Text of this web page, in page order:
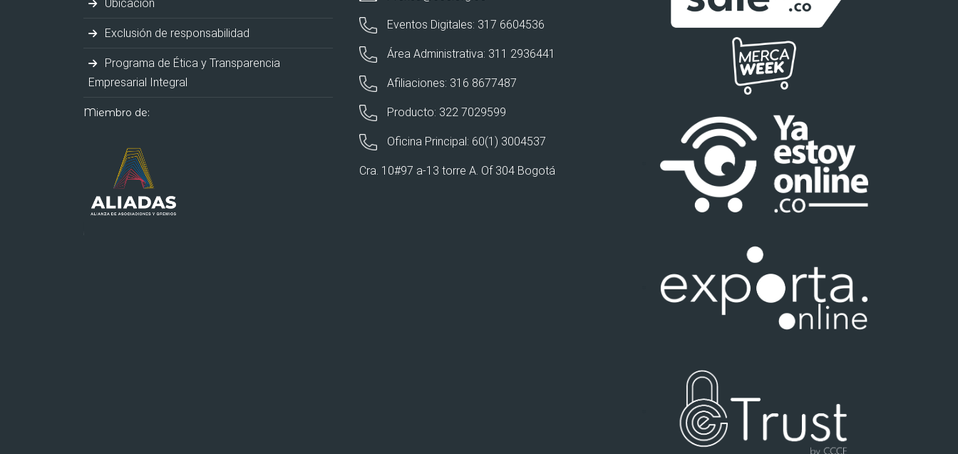
Ubicación
Exclusión de responsabilidad
Programa de Ética y Transparencia
Empresarial Integral
Miembro de:
Eventos Digitales: 317 6604536
Área Administrativa: 311 2936441
Afiliaciones: 316 8677487
Producto: 322 7029599
Oficina Principal: 60(1) 3004537
Cra. 10#97 a-13 torre A. Of 304 Bogotá